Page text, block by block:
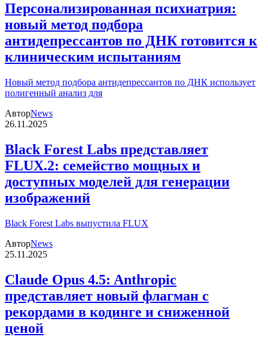
Персонализированная психиатрия:
новый метод подбора
антидепрессантов по ДНК готовится к
клиническим испытаниям
Новый метод подбора антидепрессантов по ДНК использует
полигенный анализ для
АвторNews
26.11.2025
Black Forest Labs представляет
FLUX.2: семейство мощных и
доступных моделей для генерации
изображений
Black Forest Labs выпустила FLUX
АвторNews
25.11.2025
Claude Opus 4.5: Anthropic
представляет новый флагман с
рекордами в кодинге и сниженной
ценой